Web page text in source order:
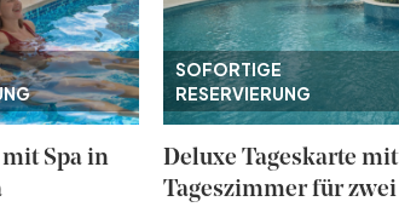
Spa in
SOFORTIGE
RESERVIERUNG
Deluxe Tageskarte mit
Tageszimmer für zwei